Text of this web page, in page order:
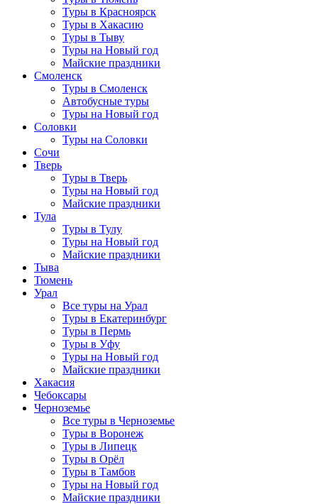
Туры в Красноярск
Туры в Хакасию
Туры в Тыву
Туры на Новый год
Майские праздники
Смоленск
Туры в Смоленск
Автобусные туры
Туры на Новый год
Соловки
Туры на Соловки
Сочи
Тверь
Туры в Тверь
Туры на Новый год
Майские праздники
Тула
Туры в Тулу
Туры на Новый год
Майские праздники
Тыва
Тюмень
Урал
Все туры на Урал
Туры в Екатеринбург
Туры в Пермь
Туры в Уфу
Туры на Новый год
Майские праздники
Хакасия
Чебоксары
Черноземье
Все туры в Черноземье
Туры в Воронеж
Туры в Липецк
Туры в Орёл
Туры в Тамбов
Туры на Новый год
Майские праздники